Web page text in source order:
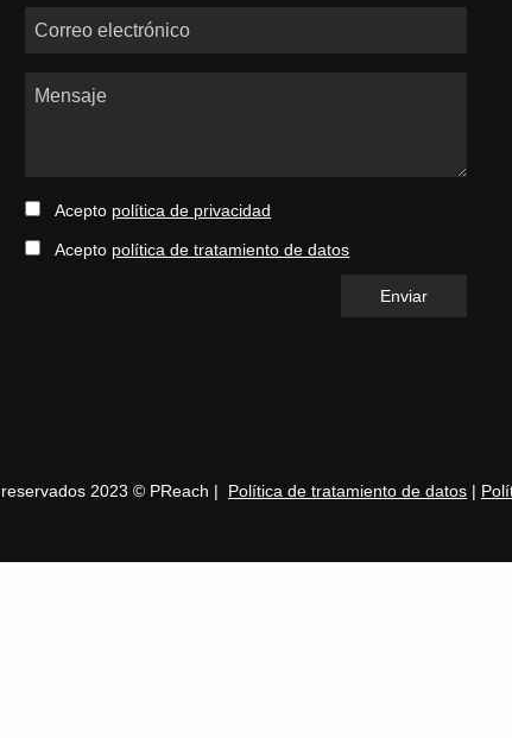
Correo electrónico
Mensaje
Acepto política de privacidad
Acepto política de tratamiento de datos
2023 © PReach | Política de tratamiento de datos |